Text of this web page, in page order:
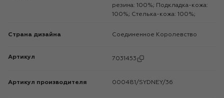
резина: 100%; Подкладка-кожа:
100%; Стелька-кожа: 100%;
Страна дизайна Соединенное Королевство
Артикул 7031453
Артикул производителя 000481/SYDNEY/36